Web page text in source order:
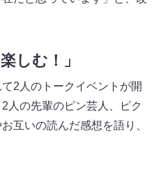
しむ！」
2人のトークイベントが開
人の先輩のピン芸人、ピク
互いの読んだ感想を語り、